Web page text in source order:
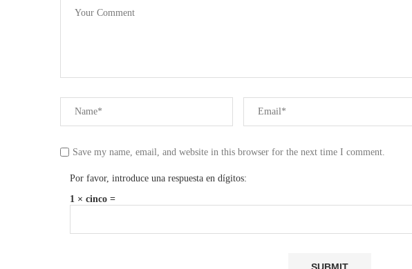
Save my name, email, and website in this browser for the next time I comment.
Por favor, introduce una respuesta en dígitos:
1 × cinco =